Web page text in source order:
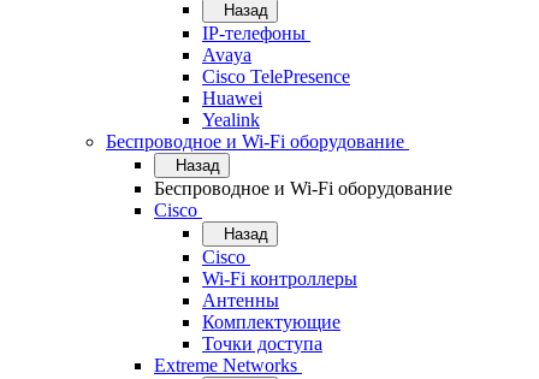
Назад
IP-телефоны
Avaya
Cisco TelePresence
Huawei
Yealink
Беспроводное и Wi-Fi оборудование
Назад
Беспроводное и Wi-Fi оборудование
Cisco
Назад
Cisco
Wi-Fi контроллеры
Антенны
Комплектующие
Точки доступа
Extreme Networks